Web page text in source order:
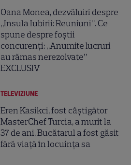
Oana Monea, dezvăluiri despre
„Insula Iubirii: Reuniuni”. Ce
spune despre foștii
concurenți: „Anumite lucruri
au rămas nerezolvate”
EXCLUSIV
TELEVIZIUNE
Eren Kasikci, fost câștigător
MasterChef Turcia, a murit la
37 de ani. Bucătarul a fost găsit
fără viață în locuința sa